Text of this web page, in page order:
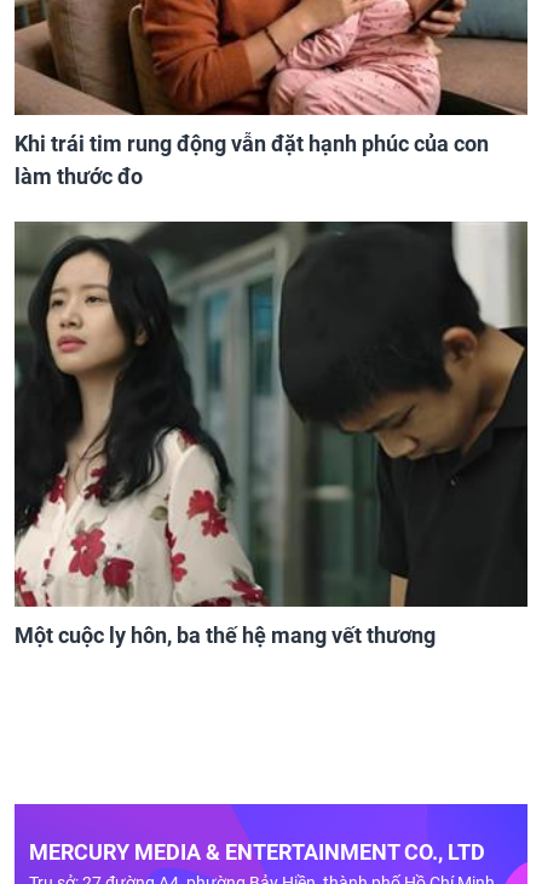
Khi trái tim rung động vẫn đặt hạnh phúc của con
làm thước đo
Một cuộc ly hôn, ba thế hệ mang vết thương
MERCURY MEDIA & ENTERTAINMENT CO., LTD